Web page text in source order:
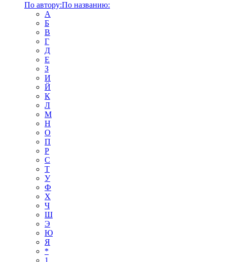
По автору:По названию:
А
Б
В
Г
Д
Е
З
И
Й
К
Л
М
Н
О
П
Р
С
Т
У
Ф
Х
Ч
Ш
Э
Ю
Я
*